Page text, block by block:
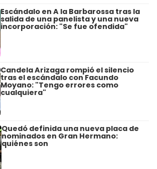
Escándalo en A la Barbarossa tras la
salida de una panelista y una nueva
incorporación: "Se fue ofendida"
Candela Arizaga rompió el silencio
tras el escándalo con Facundo
Moyano: "Tengo errores como
cualquiera"
Quedó definida una nueva placa de
nominados en Gran Hermano:
quiénes son